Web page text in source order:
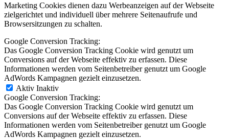
Marketing Cookies dienen dazu Werbeanzeigen auf der Webseite
zielgerichtet und individuell über mehrere Seitenaufrufe und
Browsersitzungen zu schalten.
Google Conversion Tracking:
Das Google Conversion Tracking Cookie wird genutzt um
Conversions auf der Webseite effektiv zu erfassen. Diese
Informationen werden vom Seitenbetreiber genutzt um Google
AdWords Kampagnen gezielt einzusetzen.
Aktiv Inaktiv
Google Conversion Tracking:
Das Google Conversion Tracking Cookie wird genutzt um
Conversions auf der Webseite effektiv zu erfassen. Diese
Informationen werden vom Seitenbetreiber genutzt um Google
AdWords Kampagnen gezielt einzusetzen.